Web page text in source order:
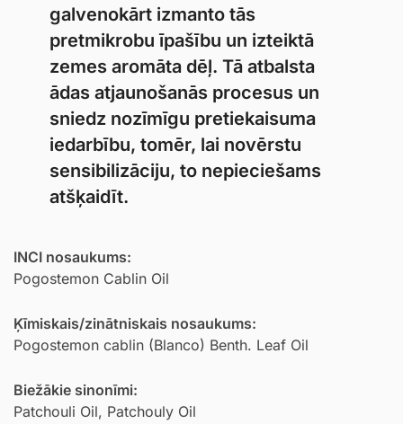
galvenokārt izmanto tās
pretmikrobu īpašību un izteiktā
zemes aromāta dēļ. Tā atbalsta
ādas atjaunošanās procesus un
sniedz nozīmīgu pretiekaisuma
iedarbību, tomēr, lai novērstu
sensibilizāciju, to nepieciešams
atšķaidīt.
INCI nosaukums:
Pogostemon Cablin Oil
Ķīmiskais/zinātniskais nosaukums:
Pogostemon cablin (Blanco) Benth. Leaf Oil
Biežākie sinonīmi:
Patchouli Oil, Patchouly Oil